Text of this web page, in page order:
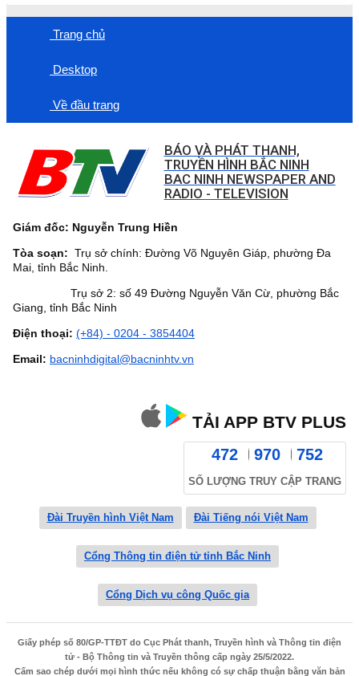
Trang chủ
Desktop
Về đầu trang
BÁO VÀ PHÁT THANH,
TRUYỀN HÌNH BẮC NINH
BAC NINH NEWSPAPER AND
RADIO - TELEVISION
Giám đốc: Nguyễn Trung Hiền
Tòa soạn: Trụ sở chính: Đường Võ Nguyên Giáp, phường Đa
Mai, tỉnh Bắc Ninh.
Trụ sở 2: số 49 Đường Nguyễn Văn Cừ, phường Bắc
Giang, tỉnh Bắc Ninh
Điện thoại: (+84) - 0204 - 3854404
Email: bacninhdigital@bacninhtv.vn
TẢI APP BTV PLUS
472 970 752
SỐ LƯỢNG TRUY CẬP TRANG
Đài Truyền hình Việt Nam Đài Tiếng nói Việt Nam
Cổng Thông tin điện tử tỉnh Bắc Ninh
Cổng Dịch vụ công Quốc gia
Giấy phép số 80/GP-TTĐT do Cục Phát thanh, Truyền hình và Thông tin điện
tử - Bộ Thông tin và Truyền thông cấp ngày 25/5/2022.
Cấm sao chép dưới mọi hình thức nếu không có sự chấp thuận bằng văn bản